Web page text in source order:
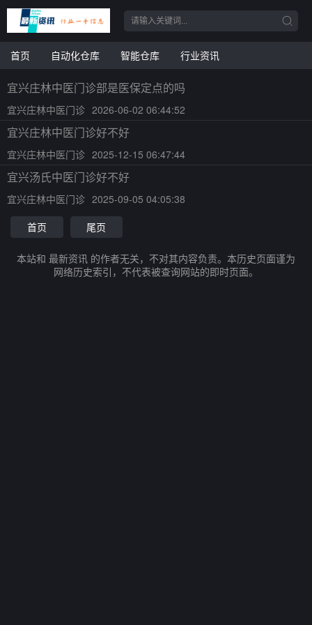
首页 自动化仓库 智能仓库 行业资讯
宜兴庄林中医门诊部是医保定点的吗
宜兴庄林中医门诊 2026-06-02 06:44:52
宜兴庄林中医门诊好不好
宜兴庄林中医门诊 2025-12-15 06:47:44
宜兴汤氏中医门诊好不好
宜兴庄林中医门诊 2025-09-05 04:05:38
首页
尾页
本站和 最新资讯 的作者无关，不对其内容负责。本历史页面谨为
网络历史索引，不代表被查询网站的即时页面。